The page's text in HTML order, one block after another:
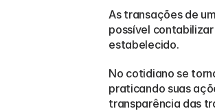
As transações de
possível
estabelecido.
No cotidiano se
praticando suas
transparência das